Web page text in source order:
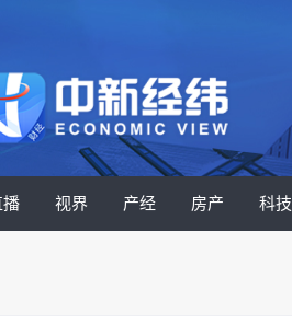
播 视界 产经 房产 科技